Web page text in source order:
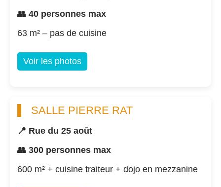
👥 40 personnes max
63 m² – pas de cuisine
Voir les photos
SALLE PIERRE RAT
📍 Rue du 25 août
👥 300 personnes max
600 m² + cuisine traiteur + dojo en mezzanine